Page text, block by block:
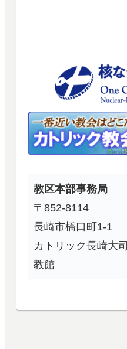
教区本部事務局
〒852-8114
長崎市橋口町1-1
カトリック長崎大司
教館